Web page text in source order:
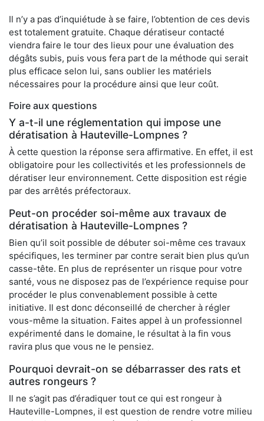
Il n’y a pas d’inquiétude à se faire, l’obtention de ces devis
est totalement gratuite. Chaque dératiseur contacté
viendra faire le tour des lieux pour une évaluation des
dégâts subis, puis vous fera part de la méthode qui serait
plus efficace selon lui, sans oublier les matériels
nécessaires pour la procédure ainsi que leur coût.
Foire aux questions
Y a-t-il une réglementation qui impose une
dératisation à Hauteville-Lompnes ?
À cette question la réponse sera affirmative. En effet, il est
obligatoire pour les collectivités et les professionnels de
dératiser leur environnement. Cette disposition est régie
par des arrêtés préfectoraux.
Peut-on procéder soi-même aux travaux de
dératisation à Hauteville-Lompnes ?
Bien qu’il soit possible de débuter soi-même ces travaux
spécifiques, les terminer par contre serait bien plus qu’un
casse-tête. En plus de représenter un risque pour votre
santé, vous ne disposez pas de l’expérience requise pour
procéder le plus convenablement possible à cette
initiative. Il est donc déconseillé de chercher à régler
vous-même la situation. Faites appel à un professionnel
expérimenté dans le domaine, le résultat à la fin vous
ravira plus que vous ne le pensiez.
Pourquoi devrait-on se débarrasser des rats et
autres rongeurs ?
Il ne s’agit pas d’éradiquer tout ce qui est rongeur à
Hauteville-Lompnes, il est question de rendre votre milieu